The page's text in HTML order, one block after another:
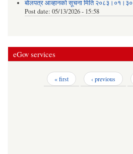
बोलपत्र आव्हानको सूचना मिति २०८३।०१।३०
Post date: 05/13/2026 - 15:58
eGov services
« first ‹ previous